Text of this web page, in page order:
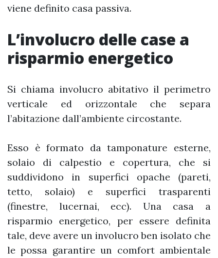
viene definito casa passiva.
L’involucro delle case a
risparmio energetico
Si chiama involucro abitativo il perimetro
verticale ed orizzontale che separa
l’abitazione dall’ambiente circostante.
Esso è formato da tamponature esterne,
solaio di calpestio e copertura, che si
suddividono in superfici opache (pareti,
tetto, solaio) e superfici trasparenti
(finestre, lucernai, ecc). Una casa a
risparmio energetico, per essere definita
tale, deve avere un involucro ben isolato che
le possa garantire un comfort ambientale